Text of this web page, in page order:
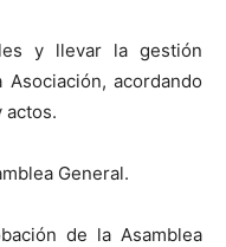
y llevar la gestión
acordando
actos.
General.
de la Asamblea